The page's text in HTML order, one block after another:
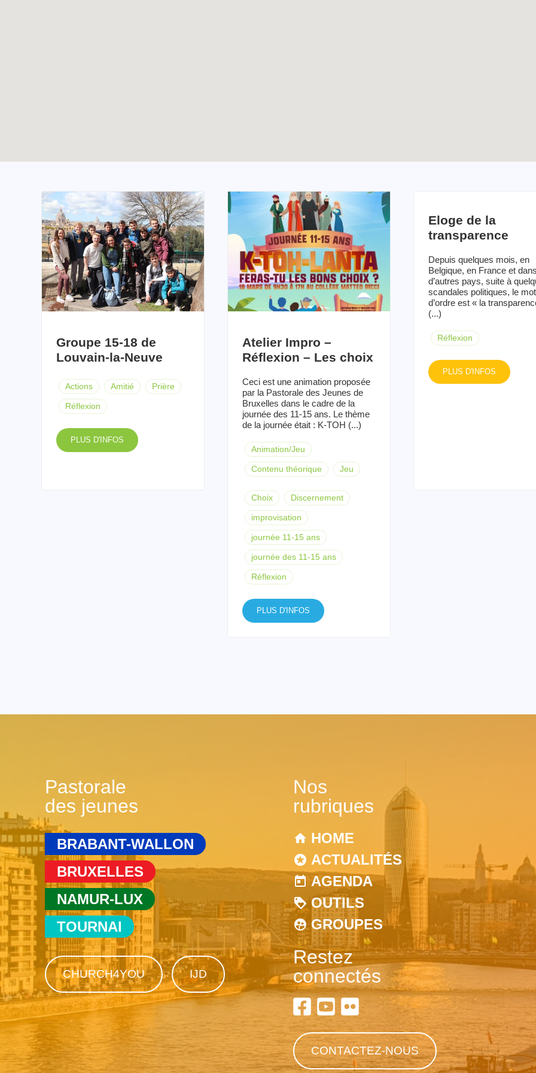
Groupe 15-18 de
Louvain-la-Neuve
Actions Amitié Prière
Réflexion
PLUS D'INFOS
Atelier Impro –
Réflexion – Les choix
Ceci est une animation proposée
par la Pastorale des Jeunes de
Bruxelles dans le cadre de la
journée des 11-15 ans. Le thème
de la journée était : K-TOH (...)
Animation/Jeu
Contenu théorique Jeu
Choix Discernement
improvisation
journée 11-15 ans
journée des 11-15 ans
Réflexion
PLUS D'INFOS
Eloge de la
transparence
Depuis quelques mois, en
Belgique, en France et dans
d’autres pays, suite à
scandales politiques, le mot
d’ordre est « la
(...)
Réflexion
PLUS D'INFOS
Pastorale
des jeunes
BRABANT-WALLON
BRUXELLES
NAMUR-LUX
TOURNAI
CHURCH4YOU IJD
Nos
rubriques
HOME
ACTUALITÉS
AGENDA
OUTILS
GROUPES
Restez
connectés
CONTACTEZ-NOUS